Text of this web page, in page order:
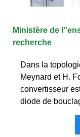
Ministère de
recherche
Dans la
Meynard et H.
convertisseur
diode de